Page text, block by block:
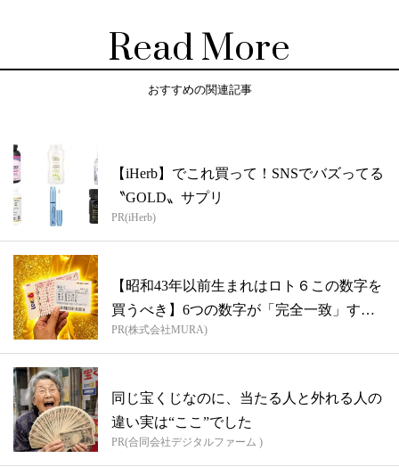
Read More
おすすめの関連記事
【iHerb】でこれ買って！SNSでバズってる
〝GOLD〟サプリ
PR(iHerb)
【昭和43年以前生まれはロト６この数字を
買うべき】6つの数字が「完全一致」する
方...
PR(株式会社MURA)
同じ宝くじなのに、当たる人と外れる人の
違い実は“ここ”でした
PR(合同会社デジタルファーム )